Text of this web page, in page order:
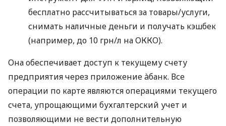
бесплатно рассчитываться за товары/услуги,
снимать наличные деньги и получать кэшбек
(например, до 10 грн/л на ОККО).
Она обеспечивает доступ к текущему счету
предприятия через приложение àбанк. Все
операции по карте являются операциями текущего
счета, упрощающими бухгалтерский учет и
позволяющими не вести дополнительную